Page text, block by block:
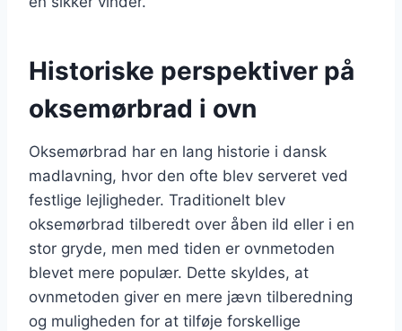
Historiske perspektiver på
oksemørbrad i ovn
Oksemørbrad har en lang historie i dansk
madlavning, hvor den ofte blev serveret ved
festlige lejligheder. Traditionelt blev
oksemørbrad tilberedt over åben ild eller i en
stor gryde, men med tiden er ovnmetoden
blevet mere populær. Dette skyldes, at
ovnmetoden giver en mere jævn tilberedning
og muligheden for at tilføje forskellige